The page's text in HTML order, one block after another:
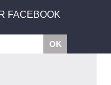
FACEBOOK